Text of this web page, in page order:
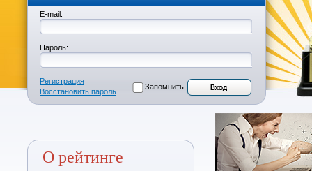
E-mail:
Пароль:
Регистрация
Восстановить пароль
Запомнить
О рейтинге